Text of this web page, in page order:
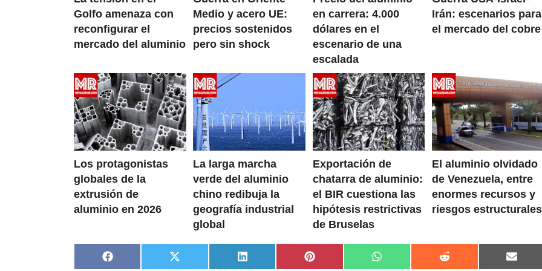
Golfo amenaza con
reconfigurar el
mercado del aluminio
Medio y acero UE:
precios sostenidos
pero sin shock
en carrera: 4.000
dólares en el
escenario de una
escalada
Irán: escenarios para
el mercado del cobre
Los protagonistas
globales de la
extrusión de
aluminio en 2026
La larga marcha
verde del aluminio
chino redibuja la
geografía industrial
global
Exportación de
chatarra de aluminio:
el BIR cuestiona las
hipótesis restrictivas
de Bruselas
El aluminio olvidado
de Venezuela, entre
enormes recursos y
riesgos estructurales
Compartir
Compartir
Compartir
Compartir
Compartir
Compartir